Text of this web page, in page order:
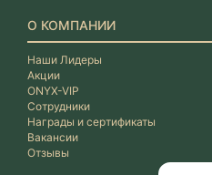
О КОМПАНИИ
Наши Лидеры
Акции
ONYX-VIP
Сотрудники
Награды и сертификаты
Вакансии
Отзывы